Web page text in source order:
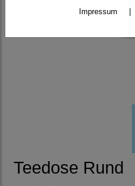
Teedose Rund
Impressum